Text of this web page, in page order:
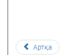
Артқа